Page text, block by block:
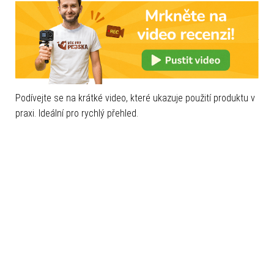
Podívejte se na krátké video, které ukazuje použití produktu v
praxi. Ideální pro rychlý přehled.